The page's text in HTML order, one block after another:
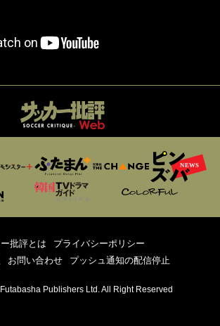
批評とは
プライバシーポリシー
お問い合わせ プッシュ通知の配信停止
Publishers Ltd. All Right Reserved